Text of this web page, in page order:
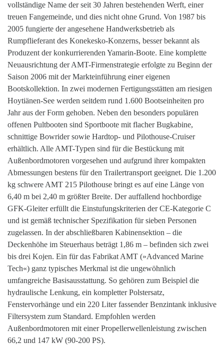
vollständige Name der seit 30 Jahren bestehenden Werft, einer
treuen Fangemeinde, und dies nicht ohne Grund. Von 1987 bis
2005 fungierte der angesehene Handwerksbetrieb als
Rumpflieferant des Konekesko-Konzerns, besser bekannt als
Produzent der konkurrierenden Yamarin-Boote. Eine komplette
Neuausrichtung der AMT-Firmenstrategie erfolgte zu Beginn der
Saison 2006 mit der Markteinführung einer eigenen
Bootskollektion. In zwei modernen Fertigungsstätten am riesigen
Hoytiänen-See werden seitdem rund 1.600 Bootseinheiten pro
Jahr aus der Form gehoben. Neben den besonders populären
offenen Pultbooten sind Sportboote mit flacher Bugkabine,
schnittige Bowrider sowie Hardtop- und Pilothouse-Cruiser
erhältlich. Alle AMT-Typen sind für die Bestückung mit
Außenbordmotoren vorgesehen und aufgrund ihrer kompakten
Abmessungen bestens für den Trailertransport geeignet. Die 1.200
kg schwere AMT 215 Pilothouse bringt es auf eine Länge von
6,40 m bei 2,40 m größter Breite. Der auffallend hochbordige
GFK-Gleiter erfüllt die Einstufungskriterien der CE-Kategorie C
und ist gemäß technischer Spezifikation für sieben Personen
zugelassen. In der abschließbaren Kabinensektion – die
Deckenhöhe im Steuerhaus beträgt 1,86 m – befinden sich zwei
bis drei Kojen. Ein für das Fabrikat AMT (»Advanced Marine
Tech«) ganz typisches Merkmal ist die ungewöhnlich
umfangreiche Basisausstattung. So gehören zum Beispiel die
hydraulische Lenkung, ein kompletter Polstersatz,
Fenstervorhänge und ein 220 Liter fassender Benzintank inklusive
Filtersystem zum Standard. Empfohlen werden
Außenbordmotoren mit einer Propellerwellenleistung zwischen
66,2 und 147 kW (90-200 PS).